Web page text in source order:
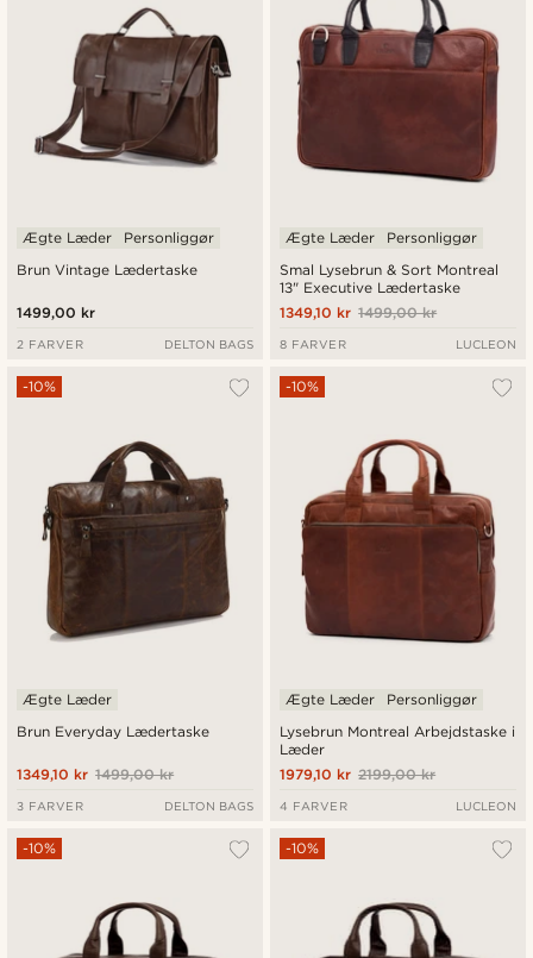
Brun Vintage Lædertaske
Ægte Læder Personliggør
1499,00 kr
2 FARVER DELTON BAGS
Smal Lysebrun & Sort Montreal
13" Executive Lædertaske
Ægte Læder Personliggør
1499,00 kr
1349,10 kr
8 FARVER LUCLEON
Brun Everyday Lædertaske
-10%
Ægte Læder
1499,00 kr
1349,10 kr
3 FARVER DELTON BAGS
Lysebrun Montreal Arbejdstaske i
Læder
-10%
Ægte Læder Personliggør
2199,00 kr
1979,10 kr
4 FARVER LUCLEON
-10% -10%